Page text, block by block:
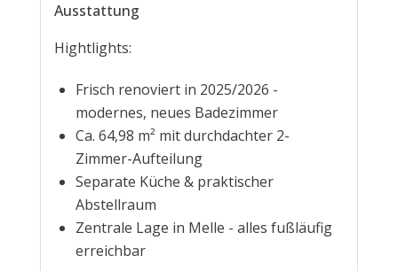
Ausstattung
Hightlights:
Frisch renoviert in 2025/2026 -
modernes, neues Badezimmer
Ca. 64,98 m² mit durchdachter 2-
Zimmer-Aufteilung
Separate Küche & praktischer
Abstellraum
Zentrale Lage in Melle - alles fußläufig
erreichbar